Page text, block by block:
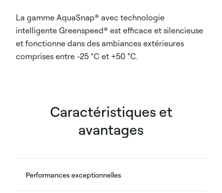
La gamme AquaSnap® avec technologie
intelligente Greenspeed® est efficace et silencieuse
et fonctionne dans des ambiances extérieures
comprises entre -25 °C et +50 °C.
Caractéristiques et
avantages
Performances exceptionnelles